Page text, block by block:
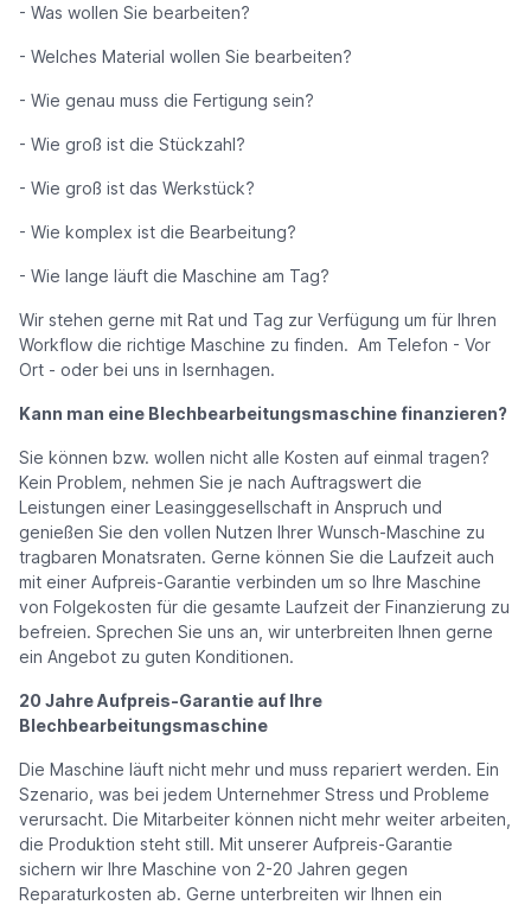
- Was wollen Sie bearbeiten?
- Welches Material wollen Sie bearbeiten?
- Wie genau muss die Fertigung sein?
- Wie groß ist die Stückzahl?
- Wie groß ist das Werkstück?
- Wie komplex ist die Bearbeitung?
- Wie lange läuft die Maschine am Tag?
Wir stehen gerne mit Rat und Tag zur Verfügung um für Ihren
Workflow die richtige Maschine zu finden. Am Telefon - Vor
Ort - oder bei uns in Isernhagen.
Kann man eine Blechbearbeitungsmaschine finanzieren?
Sie können bzw. wollen nicht alle Kosten auf einmal tragen?
Kein Problem, nehmen Sie je nach Auftragswert die
Leistungen einer Leasinggesellschaft in Anspruch und
genießen Sie den vollen Nutzen Ihrer Wunsch-Maschine zu
tragbaren Monatsraten. Gerne können Sie die Laufzeit auch
mit einer Aufpreis-Garantie verbinden um so Ihre Maschine
von Folgekosten für die gesamte Laufzeit der Finanzierung zu
befreien. Sprechen Sie uns an, wir unterbreiten Ihnen gerne
ein Angebot zu guten Konditionen.
20 Jahre Aufpreis-Garantie auf Ihre
Blechbearbeitungsmaschine
Die Maschine läuft nicht mehr und muss repariert werden. Ein
Szenario, was bei jedem Unternehmer Stress und Probleme
verursacht. Die Mitarbeiter können nicht mehr weiter arbeiten,
die Produktion steht still. Mit unserer Aufpreis-Garantie
sichern wir Ihre Maschine von 2-20 Jahren gegen
Reparaturkosten ab. Gerne unterbreiten wir Ihnen ein